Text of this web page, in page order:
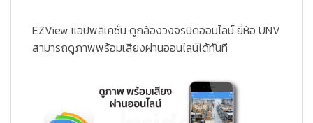
EZView แอปพลิเคชั่น ดูกล้องวงจรปิดออนไลน์ ยี่ห้อ UNV
สามารถดูภาพพร้อมเสียงผ่านออนไลน์ได้ทันที